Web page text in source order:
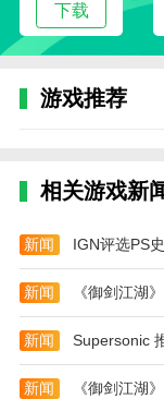
2、扩圈支持
促进情感交流
3、在软件里
格审核，让大家
聊天
5、感觉聊天
一起玩，还能更
小编评价
这款软件是
下载
游戏推荐
相关游戏新
新闻 IGN评选PS
新闻 《御剑江湖
新闻
新闻 《御剑江湖